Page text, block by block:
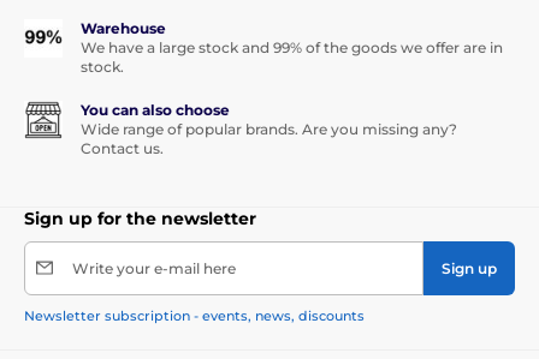
Warehouse
We have a large stock and 99% of the goods we offer are in
stock.
You can also choose
Wide range of popular brands. Are you missing any?
Contact us.
Sign up for the newsletter
Write your e-mail here Sign up
Newsletter subscription - events, news, discounts